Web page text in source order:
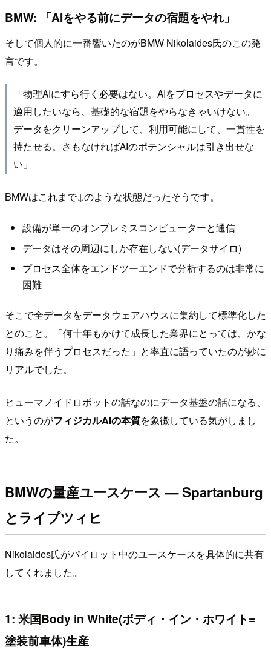
BMW: 「AIをやる前にデータの宿題をやれ」
そして個人的に一番響いたのがBMW Nikolaides氏のこの発
言です。
「物理AIにすら行く必要はない。AIをプロセスやデータに
適用したいなら、基礎的な宿題をやらなきゃいけない。
データをクリーンアップして、利用可能にして、一貫性を
持たせる。さもなければAIのポテンシャルは引き出せな
い」
BMWはこれまで↓のような状態だったそうです。
設備が単一のオンプレミスコンピューターと通信
データはその周辺にしか存在しない(データサイロ)
プロセス全体をエンドツーエンドで分析するのは非常に
困難
そこで全データをデータウェアハウスに集約して標準化した
とのこと。「何十年もかけて成長した業界にとっては、かな
り痛みを伴うプロセスだった」と率直に語っていたのが妙に
リアルでした。
ヒューマノイドロボットの話なのにデータ基盤の話になる、
というのがフィジカルAIの本質を象徴している気がしまし
た。
BMWの量産ユースケース — Spartanburg
とライプツィヒ
Nikolaides氏がパイロット中のユースケースを具体的に共有
してくれました。
1: 米国Body in White(ボディ・イン・ホワイト=
塗装前車体)生産